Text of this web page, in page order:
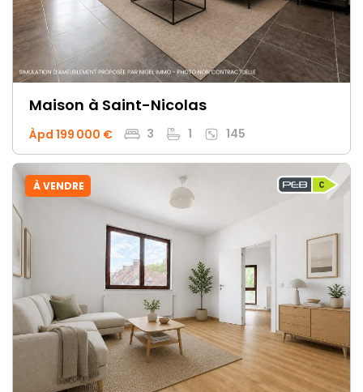
Maison à Saint-Nicolas
Àpd 199 000 € 3 1 145
À VENDRE